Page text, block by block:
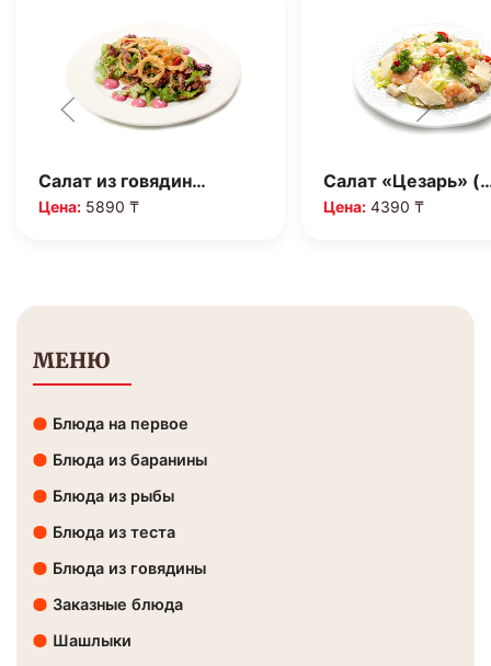
Салат из говядин…
Цена: 5890 ₸
Салат «Цезарь»
Цена:4390 ₸
МЕНЮ
Блюда на первое
Блюда из баранины
Блюда из рыбы
Блюда из теста
Блюда из говядины
Заказные блюда
Шашлыки